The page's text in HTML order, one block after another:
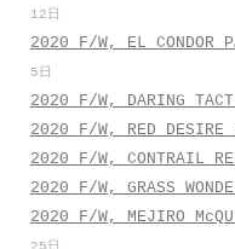
12日
2020 F/W, EL CONDOR
5日
2020 F/W, DARING
2020 F/W, RED DESIRE
2020 F/W, CONTRAIL
2020 F/W, GRASS
2020 F/W, MEJIRO